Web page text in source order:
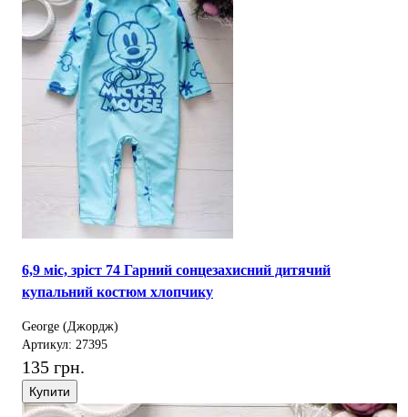
6,9 міс, зріст 74 Гарний сонцезахисний дитячий
купальний костюм хлопчику
George (Джордж)
Артикул: 27395
135 грн.
Купити